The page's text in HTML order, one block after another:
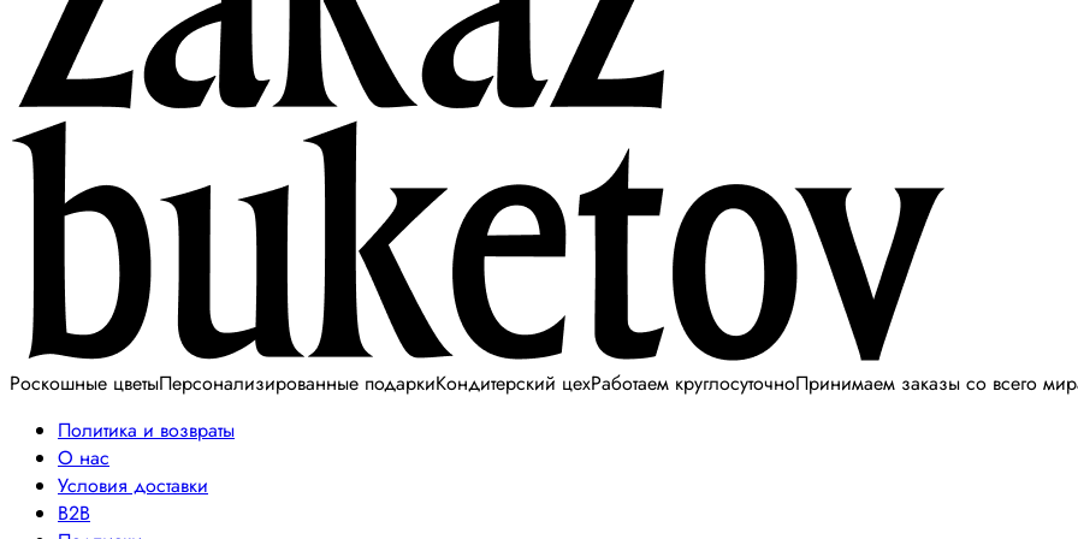
Роскошные цветыПерсонализированные подаркиКондитерский цехРаботаем круглосуточноПринимаем заказы со всего
Политика и возвраты
О нас
Условия доставки
B2B